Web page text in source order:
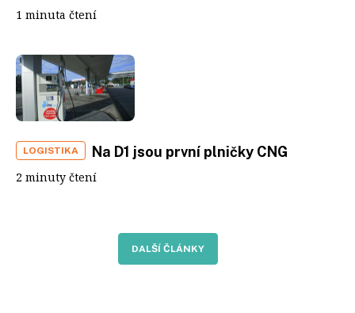
1 minuta čtení
LOGISTIKA Na D1 jsou první plničky CNG
2 minuty čtení
DALŠÍ ČLÁNKY